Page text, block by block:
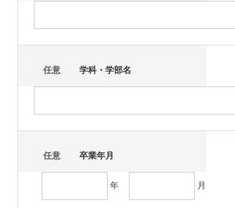
任意 学科・学部名
任意 卒業年月
年 月